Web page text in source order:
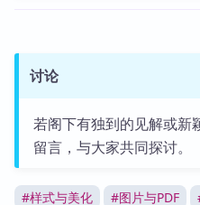
讨论
若阁下有独到的见解或新
留言，与大家共同探讨。
#样式与美化 #图片与PDF